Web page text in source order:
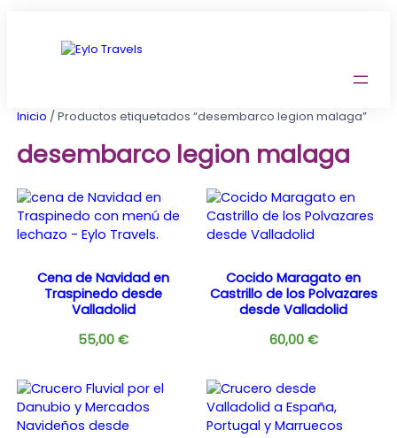
contenido
Inicio / Productos etiquetados “desembarco legion malaga”
desembarco legion malaga
Cena de Navidad en
Traspinedo desde
Valladolid
55,00€
Cocido Maragato en
Castrillo de los Polvazares
desde Valladolid
60,00 €